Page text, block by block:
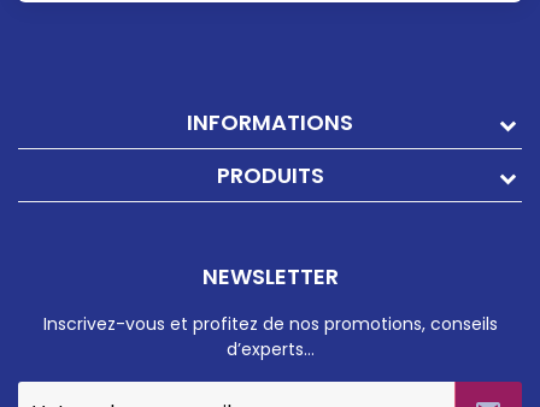
INFORMATIONS
PRODUITS
NEWSLETTER
Inscrivez-vous et profitez de nos promotions, conseils
d’experts…